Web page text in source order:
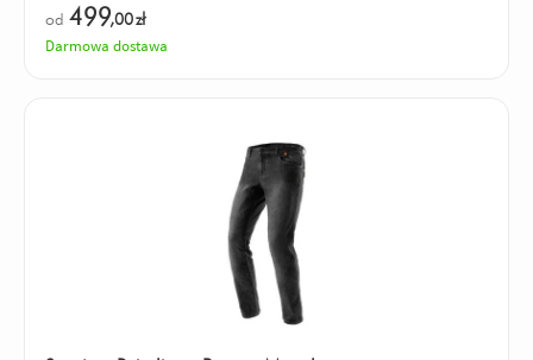
od 499,00zł
Darmowa dostawa